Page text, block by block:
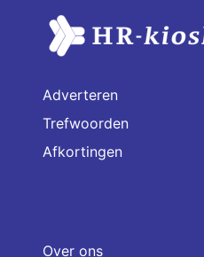
Adverteren
Trefwoorden
Afkortingen
Over ons